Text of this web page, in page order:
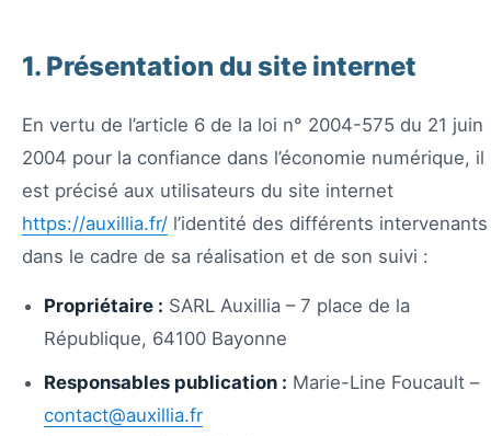
1. Présentation du site internet
En vertu de l’article 6 de la loi n° 2004-575 du 21 juin
2004 pour la confiance dans l’économie numérique, il
est précisé aux utilisateurs du site internet
https://auxillia.fr/ l’identité des différents intervenants
dans le cadre de sa réalisation et de son suivi :
Propriétaire : SARL Auxillia – 7 place de la
République, 64100 Bayonne
Responsables publication : Marie-Line Foucault –
contact@auxillia.fr